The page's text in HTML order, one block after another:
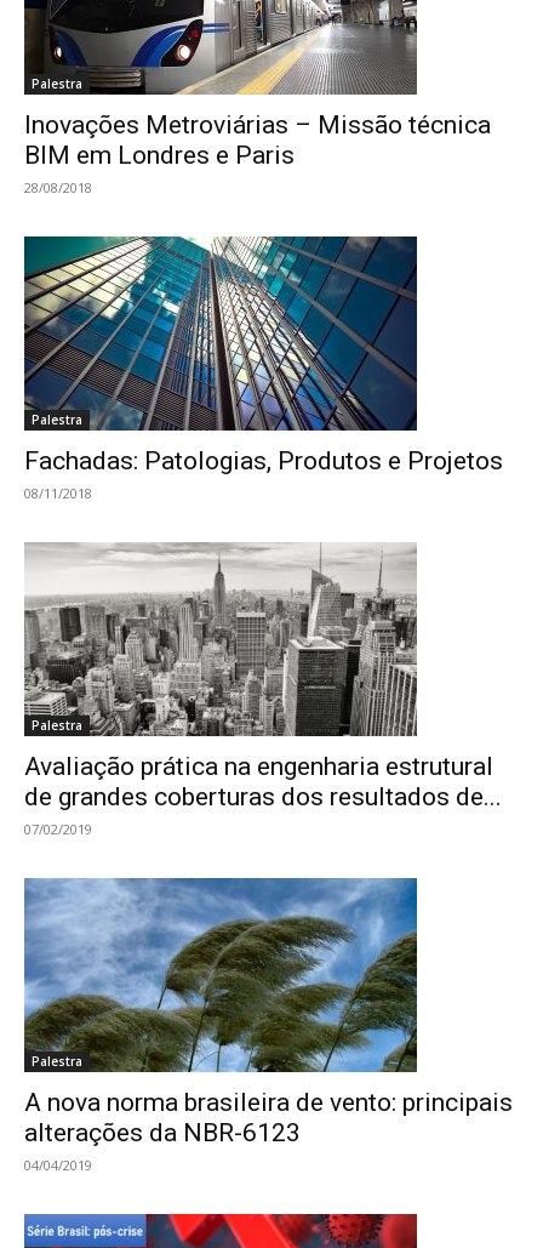
Palestra
Inovações Metroviárias – Missão técnica
BIM em Londres e Paris
28/08/2018
Palestra
Fachadas: Patologias, Produtos e Projetos
08/11/2018
Palestra
Avaliação prática na engenharia estrutural
de grandes coberturas dos resultados de...
07/02/2019
Palestra
A nova norma brasileira de vento: principais
alterações da NBR-6123
04/04/2019